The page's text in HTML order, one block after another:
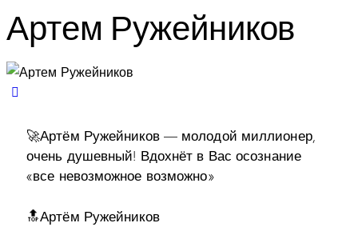
Артем Ружейников
🚀Артём Ружейников — молодой миллионер,
очень душевный! Вдохнёт в Вас осознание
«все невозможное возможно»
🔝Артём Ружейников